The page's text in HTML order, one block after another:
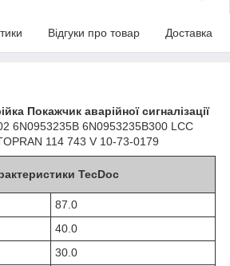
Відгуки про товар Доставка
Покажчик аварійної сигналізації
6N0953235B 6N0953235B300 LCC
114 743 V 10-73-0179
TecDoc
87.0
40.0
30.0